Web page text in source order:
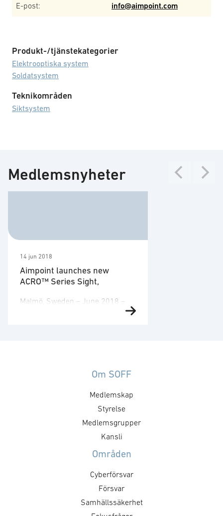
E-post:
info@aimpoint.com
Produkt-/tjänstekategorier
Elektrooptiska system
Soldatsystem
Teknikområden
Siktsystem
Medlemsnyheter
14 jun 2018
Aimpoint launches new
ACRO™ Series Sight,
Malmö, Sweden – June 2018 –
(Advanced Compact Reflex Optic)
design of the Aimpoint® ACRO
series electronic red-dot sight
was developed for use on pistols
Om SOFF
Medlemskap
Styrelse
Medlemsgrupper
Kansli
Områden
Cyberförsvar
Försvar
Samhällssäkerhet